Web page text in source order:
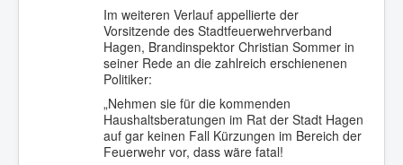
Im weiteren Verlauf appellierte der
Vorsitzende des Stadtfeuerwehrverband
Hagen, Brandinspektor Christian Sommer in
seiner Rede an die zahlreich erschienenen
Politiker:
„Nehmen sie für die kommenden
Haushaltsberatungen im Rat der Stadt Hagen
auf gar keinen Fall Kürzungen im Bereich der
Feuerwehr vor, dass wäre fatal!